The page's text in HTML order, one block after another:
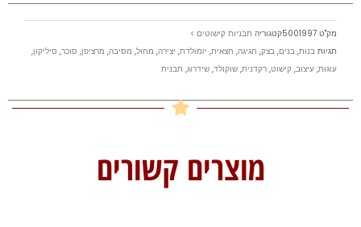
מק"ט 5001997קטגוריה תבניות קישוטים >
תגיות בנות בנים בצק חגיגה חצאית יומולדת יצירה מחול מסיבה מרציפן סוכר סיליקון
עוגות עיצוב קישוט רקדנית שוקולד שידרוג תבנית
מוצרים קשורים